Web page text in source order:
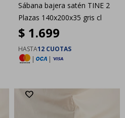
Sábana bajera satén TINE 2
Plazas 140x200x35 gris cl
$ 1.699
HASTA12 CUOTAS
|
|